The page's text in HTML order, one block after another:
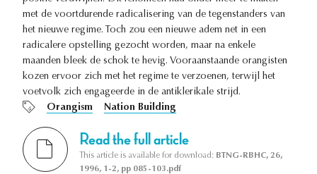
met de voortdurende radicalisering van de tegenstanders van
het nieuwe regime. Toch zou een nieuwe adem net in een
radicalere opstelling gezocht worden, maar na enkele
maanden bleek de schok te hevig. Vooraanstaande orangisten
kozen ervoor zich met het regime te verzoenen, terwijl het
voetvolk zich engageerde in de antiklerikale strijd.
Orangism
Nation Building
Read the full article
This article is available for download: BTNG-RBHC, 26,
1996, 1-2, pp 085-103.pdf